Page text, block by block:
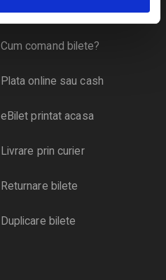
Cum comand bilete?
Plata online sau cash
eBilet printat acasa
Livrare prin curier
Returnare bilete
Duplicare bilete